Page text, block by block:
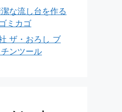
な流し台を作る
ミカゴ
ザ・おろし ブ
ンツール